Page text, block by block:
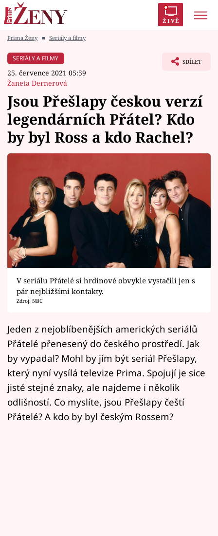
ŽIVĚ
Módní alarm
Témata
Celebrity
Seriály
Horoskopy
Sledujte prima+
Filmový festival Karlovy Vary
Pořady
Přihlášení
Sledujte nás
Prima Ženy ■ Seriály a filmy
SERIÁLY A FILMY
25. července 2021 05:59
Žaneta Dernerová
SDÍLET
Jsou Přešlapy českou verzí
legendárních Přátel? Kdo
by byl Ross a kdo Rachel?
V seriálu Přátelé si hrdinové obvykle vystačili jen s
pár nejbližšími kontakty.
Zdroj: NBC
Jeden z nejoblíbenějších amerických seriálů
Přátelé přenesený do českého prostředí. Jak
by vypadal? Mohl by jím být seriál Přešlapy,
který nyní vysílá televize Prima. Spojují je sice
jisté stejné znaky, ale najdeme i několik
odlišností. Co myslíte, jsou Přešlapy čeští
Přátelé? A kdo by byl českým Rossem?